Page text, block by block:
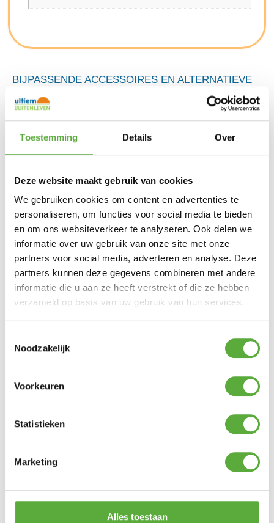
Toestemming Details Over
Deze website maakt gebruik van cookies
We gebruiken cookies om content en advertenties te
personaliseren, om functies voor social media te bieden
en om ons websiteverkeer te analyseren. Ook delen we
informatie over uw gebruik van onze site met onze
partners voor social media, adverteren en analyse. Deze
partners kunnen deze gegevens combineren met andere
informatie die u aan ze heeft verstrekt of die ze hebben
verzameld op basis van uw gebruik van hun services.
Noodzakelijk
Voorkeuren
Statistieken
Marketing
Alles toestaan
BIJPASSENDE ACCESSOIRES EN ALTERNATIEVE
Prozor reinigende antistatische raamspray
12,99
€26,99
Tentdoekborstel
€7,99
GERELATEERDE PRODUCTEN
Mepal Kom Bacic 200 ml Ocean Blue
2,49